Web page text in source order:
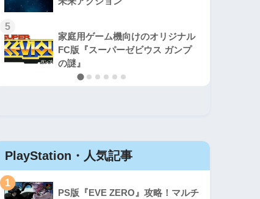
5
家庭用ゲーム機向けのオリジナル
FC版『スーパーゼビウス ガンプ
の謎』
PlayStation・人気記事
1
PS版『EVE ZERO』攻略！マルチ